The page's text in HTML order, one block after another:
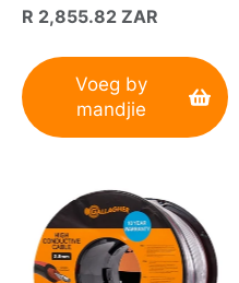
Gewone
R 2,855.82 ZAR
Voeg by
mandjie